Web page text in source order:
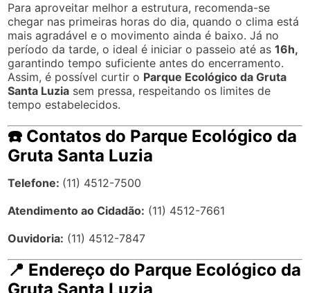
Para aproveitar melhor a estrutura, recomenda-se
chegar nas primeiras horas do dia, quando o clima está
mais agradável e o movimento ainda é baixo. Já no
período da tarde, o ideal é iniciar o passeio até as16h,
garantindo tempo suficiente antes do encerramento.
Assim, é possível curtir o Parque Ecológico da Gruta
Santa Luzia sem pressa, respeitando os limites de
tempo estabelecidos.
☎️ Contatos do Parque Ecológico da
Gruta Santa Luzia
Telefone: (11) 4512-7500
Atendimento ao Cidadão: (11) 4512-7661
Ouvidoria: (11) 4512-7847
📍 Endereço do Parque Ecológico da